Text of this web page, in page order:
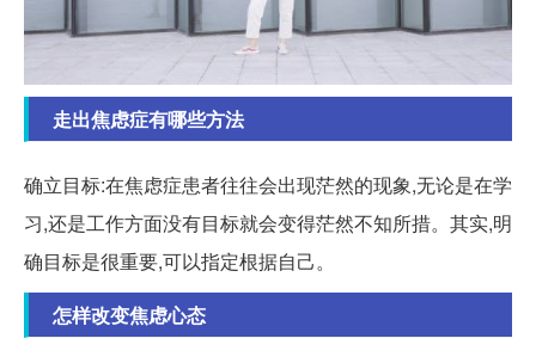
走出焦虑症有哪些方法
确立目标:在焦虑症患者往往会出现茫然的现象,无论是在学
习,还是工作方面没有目标就会变得茫然不知所措。其实,明
确目标是很重要,可以指定根据自己。
怎样改变焦虑心态